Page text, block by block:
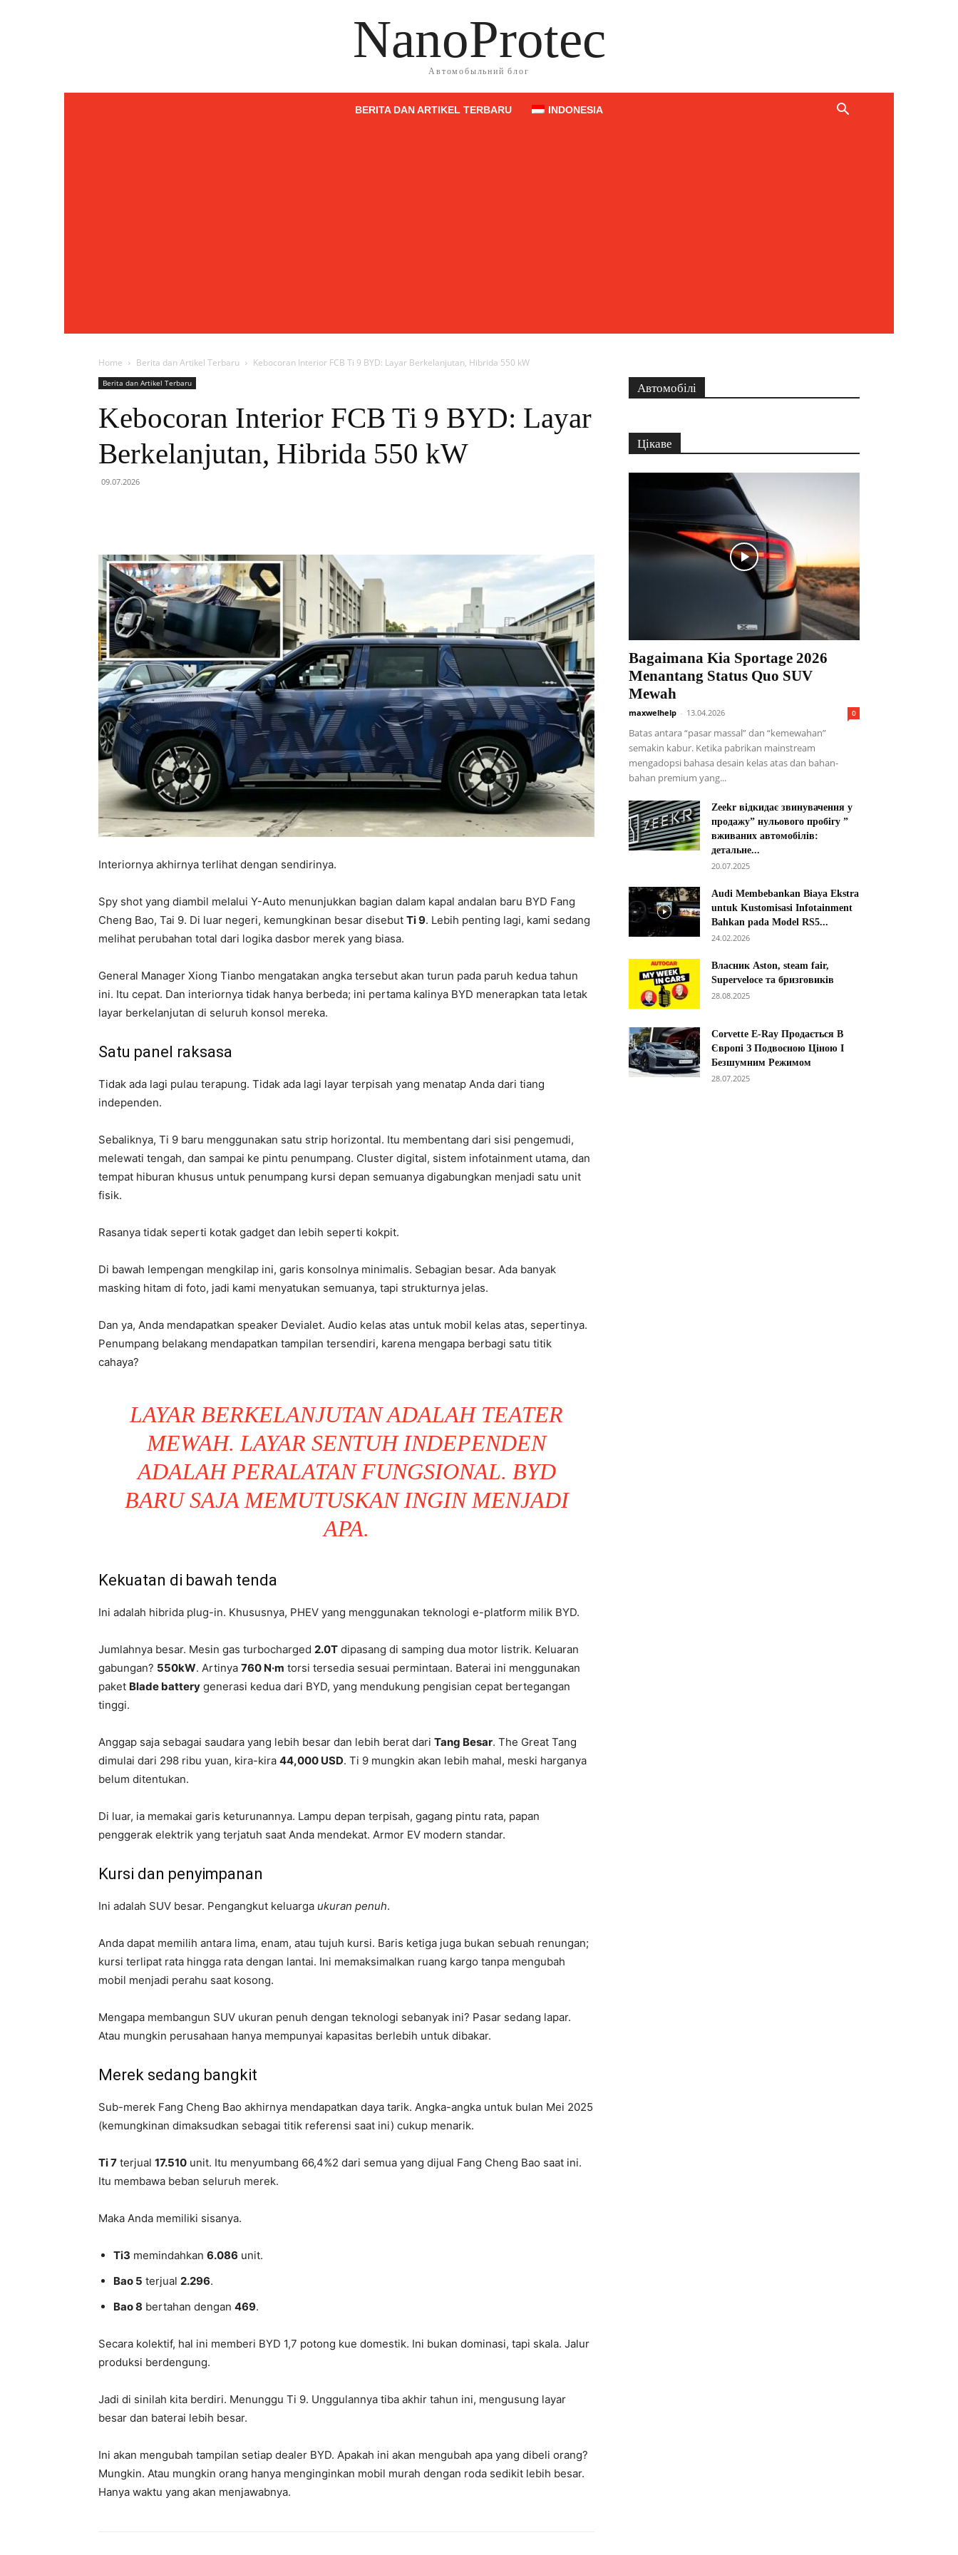
NanoProtec
Автомобыльний блог
BERITA DAN ARTIKEL TERBARU INDONESIA
Home Berita dan Artikel Terbaru Kebocoran Interior FCB Ti 9 BYD: Layar Berkelanjutan, Hibrida 550 kW
Berita dan Artikel Terbaru
Kebocoran Interior FCB Ti 9 BYD: Layar
Berkelanjutan, Hibrida 550 kW
09.07.2026
Interiornya akhirnya terlihat dengan sendirinya.
Spy shot yang diambil melalui Y-Auto menunjukkan bagian dalam kapal andalan baru BYD Fang
Cheng Bao, Tai 9. Di luar negeri, kemungkinan besar disebut Ti 9. Lebih penting lagi, kami sedang
melihat perubahan total dari logika dasbor merek yang biasa.
General Manager Xiong Tianbo mengatakan angka tersebut akan turun pada paruh kedua tahun
ini. Itu cepat. Dan interiornya tidak hanya berbeda; ini pertama kalinya BYD menerapkan tata letak
layar berkelanjutan di seluruh konsol mereka.
Satu panel raksasa
Tidak ada lagi pulau terapung. Tidak ada lagi layar terpisah yang menatap Anda dari tiang
independen.
Sebaliknya, Ti 9 baru menggunakan satu strip horizontal. Itu membentang dari sisi pengemudi,
melewati tengah, dan sampai ke pintu penumpang. Cluster digital, sistem infotainment utama, dan
tempat hiburan khusus untuk penumpang kursi depan semuanya digabungkan menjadi satu unit
fisik.
Rasanya tidak seperti kotak gadget dan lebih seperti kokpit.
Di bawah lempengan mengkilap ini, garis konsolnya minimalis. Sebagian besar. Ada banyak
masking hitam di foto, jadi kami menyatukan semuanya, tapi strukturnya jelas.
Dan ya, Anda mendapatkan speaker Devialet. Audio kelas atas untuk mobil kelas atas, sepertinya.
Penumpang belakang mendapatkan tampilan tersendiri, karena mengapa berbagi satu titik
cahaya?
LAYAR BERKELANJUTAN ADALAH TEATER
MEWAH. LAYAR SENTUH INDEPENDEN
ADALAH PERALATAN FUNGSIONAL. BYD
BARU SAJA MEMUTUSKAN INGIN MENJADI
APA.
Kekuatan di bawah tenda
Ini adalah hibrida plug-in. Khususnya, PHEV yang menggunakan teknologi e-platform milik BYD.
Jumlahnya besar. Mesin gas turbocharged 2.0T dipasang di samping dua motor listrik. Keluaran
gabungan? 550kW. Artinya 760 N·m torsi tersedia sesuai permintaan. Baterai ini menggunakan
paket Blade battery generasi kedua dari BYD, yang mendukung pengisian cepat bertegangan
tinggi.
Anggap saja sebagai saudara yang lebih besar dan lebih berat dari Tang Besar. The Great Tang
dimulai dari 298 ribu yuan, kira-kira 44,000 USD. Ti 9 mungkin akan lebih mahal, meski harganya
belum ditentukan.
Di luar, ia memakai garis keturunannya. Lampu depan terpisah, gagang pintu rata, papan
penggerak elektrik yang terjatuh saat Anda mendekat. Armor EV modern standar.
Kursi dan penyimpanan
Ini adalah SUV besar. Pengangkut keluarga ukuran penuh.
Anda dapat memilih antara lima, enam, atau tujuh kursi. Baris ketiga juga bukan sebuah renungan;
kursi terlipat rata hingga rata dengan lantai. Ini memaksimalkan ruang kargo tanpa mengubah
mobil menjadi perahu saat kosong.
Mengapa membangun SUV ukuran penuh dengan teknologi sebanyak ini? Pasar sedang lapar.
Atau mungkin perusahaan hanya mempunyai kapasitas berlebih untuk dibakar.
Merek sedang bangkit
Sub-merek Fang Cheng Bao akhirnya mendapatkan daya tarik. Angka-angka untuk bulan Mei 2025
(kemungkinan dimaksudkan sebagai titik referensi saat ini) cukup menarik.
Ti 7 terjual 17.510 unit. Itu menyumbang 66,4%2 dari semua yang dijual Fang Cheng Bao saat ini.
Itu membawa beban seluruh merek.
Maka Anda memiliki sisanya.
Ti3 memindahkan 6.086 unit.
Bao 5 terjual 2.296.
Bao 8 bertahan dengan 469.
Secara kolektif, hal ini memberi BYD 1,7 potong kue domestik. Ini bukan dominasi, tapi skala. Jalur
produksi berdengung.
Jadi di sinilah kita berdiri. Menunggu Ti ​​9. Unggulannya tiba akhir tahun ini, mengusung layar
besar dan baterai lebih besar.
Ini akan mengubah tampilan setiap dealer BYD. Apakah ini akan mengubah apa yang dibeli orang?
Mungkin. Atau mungkin orang hanya menginginkan mobil murah dengan roda sedikit lebih besar.
Hanya waktu yang akan menjawabnya.
Автомобілі
Цікаве
Bagaimana Kia Sportage 2026
Menantang Status Quo SUV
Mewah
maxwelhelp - 13.04.2026 0
Batas antara “pasar massal” dan “kemewahan”
semakin kabur. Ketika pabrikan mainstream
mengadopsi bahasa desain kelas atas dan bahan-
bahan premium yang...
Zeekr відкидає звинувачення у
продажу” нульового пробігу ”
вживаних автомобілів:
детальне...
20.07.2025
Audi Membebankan Biaya Ekstra
untuk Kustomisasi Infotainment
Bahkan pada Model RS5...
24.02.2026
Власник Aston, steam fair,
Superveloce та бризговиків
28.08.2025
Corvette E-Ray Продається В
Європі З Подвоєною Ціною І
Безшумним Режимом
28.07.2025